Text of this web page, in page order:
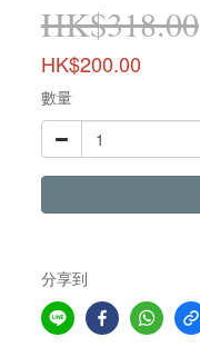
HK$318.00
HK$200.00
數量
分享到